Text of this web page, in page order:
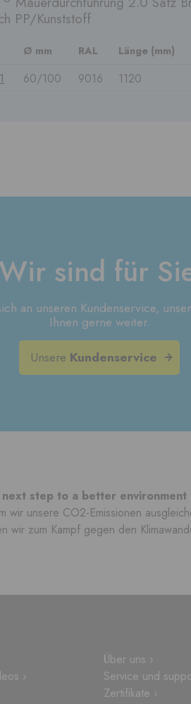
PP/Kunststoff
Ø mm RAL Länge (mm)
60/100 9016 1120
sind für
an unseren Kundenservice,
Ihnen gerne weiter.
Unsere Kundenservice
next step to a better environment
wir unsere CO2-Emissionen
wir zum Kampf gegen den
›
Über uns ›
Service und
Zertifikate ›